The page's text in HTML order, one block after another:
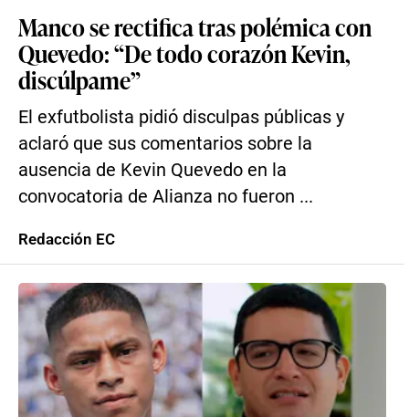
Manco se rectifica tras polémica con
Quevedo: “De todo corazón Kevin,
discúlpame”
El exfutbolista pidió disculpas públicas y
aclaró que sus comentarios sobre la
ausencia de Kevin Quevedo en la
convocatoria de Alianza no fueron ...
Redacción EC